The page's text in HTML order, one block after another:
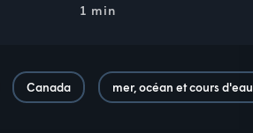
1 min
Canada mer, océan et cours d'eau